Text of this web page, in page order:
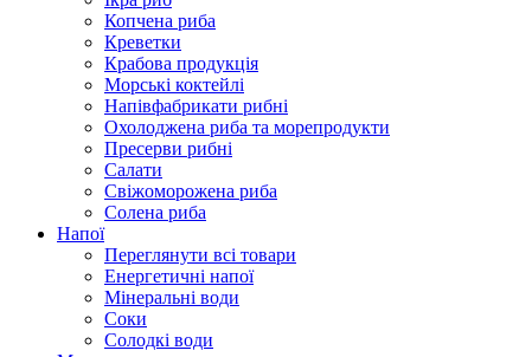
Копчена риба
Крeветки
Крабова продукція
Морські коктейлi
Напівфабрикати рибні
Охолоджена риба та морепродукти
Пресерви рибні
Сaлати
Свіжоморожена риба
Солена риба
Напої
Переглянути всі товари
Енергетичні напої
Мінеральні води
Соки
Солодкі води